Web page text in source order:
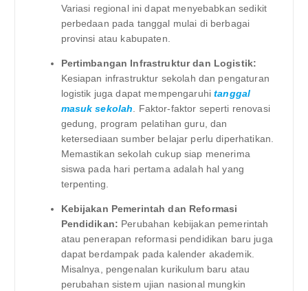
Variasi regional ini dapat menyebabkan sedikit
perbedaan pada tanggal mulai di berbagai
provinsi atau kabupaten.
Pertimbangan Infrastruktur dan Logistik:
Kesiapan infrastruktur sekolah dan pengaturan
logistik juga dapat mempengaruhitanggal
masuk sekolah . Faktor-faktor seperti renovasi
gedung, program pelatihan guru, dan
ketersediaan sumber belajar perlu diperhatikan.
Memastikan sekolah cukup siap menerima
siswa pada hari pertama adalah hal yang
terpenting.
Kebijakan Pemerintah dan Reformasi
Pendidikan: Perubahan kebijakan pemerintah
atau penerapan reformasi pendidikan baru juga
dapat berdampak pada kalender akademik.
Misalnya, pengenalan kurikulum baru atau
perubahan sistem ujian nasional mungkin